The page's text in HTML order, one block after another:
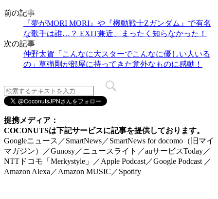
前の記事
『夢がMORI MORI』や『機動戦士Ζガンダム』で有名
な歌手は誰…？ EXIT兼近、まったく知らなかった！
次の記事
仲野太賀「こんなに大スターでこんなに優しい人いる
の」草彅剛が部屋に持ってきた意外なものに感動！
提携メディア：
COCONUTSは下記サービスに記事を提供しております。
Googleニュース／SmartNews／SmartNews for docomo（旧マイ
マガジン）／Gunosy／ニュースライト／auサービスToday／
NTTドコモ「Merkystyle」／Apple Podcast／Google Podcast ／
Amazon Alexa／Amazon MUSIC／Spotify